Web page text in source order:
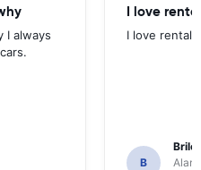
I always
I love
I love rental
B